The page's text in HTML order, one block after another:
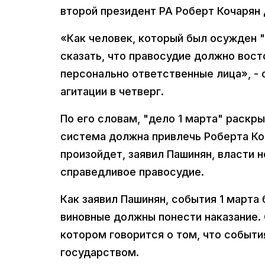
второй президент РА Роберт
«Как человек, который был осужден
сказать, что правосудие должно
персонально ответственные лица»,
агитации в четверг.
По его словам, "дело 1 марта"
система должна привлечь Роберта
произойдет, заявил Пашинян, власти
справедливое правосудие.
Как заявил Пашинян, события 1
виновные должны понести
котором говорится о том, что
государством.